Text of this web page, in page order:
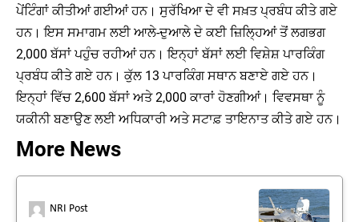
ਪੇਂਟਿੰਗਾਂ ਕੀਤੀਆਂ ਗਈਆਂ ਹਨ। ਸੁਰੱਖਿਆ ਦੇ ਵੀ ਸਖ਼ਤ ਪ੍ਰਬੰਧ ਕੀਤੇ ਗਏ
ਹਨ। ਇਸ ਸਮਾਗਮ ਲਈ ਆਲੇ-ਦੁਆਲੇ ਦੇ ਕਈ ਜ਼ਿਲ੍ਹਿਆਂ ਤੋਂ ਲਗਭਗ
2,000 ਬੱਸਾਂ ਪਹੁੰਚ ਰਹੀਆਂ ਹਨ। ਇਨ੍ਹਾਂ ਬੱਸਾਂ ਲਈ ਵਿਸ਼ੇਸ਼ ਪਾਰਕਿੰਗ
ਪ੍ਰਬੰਧ ਕੀਤੇ ਗਏ ਹਨ। ਕੁੱਲ 13 ਪਾਰਕਿੰਗ ਸਥਾਨ ਬਣਾਏ ਗਏ ਹਨ।
ਇਨ੍ਹਾਂ ਵਿੱਚ 2,600 ਬੱਸਾਂ ਅਤੇ 2,000 ਕਾਰਾਂ ਹੋਣਗੀਆਂ। ਵਿਵਸਥਾ ਨੂੰ
ਯਕੀਨੀ ਬਣਾਉਣ ਲਈ ਅਧਿਕਾਰੀ ਅਤੇ ਸਟਾਫ਼ ਤਾਇਨਾਤ ਕੀਤੇ ਗਏ ਹਨ।
More News
NRI Post